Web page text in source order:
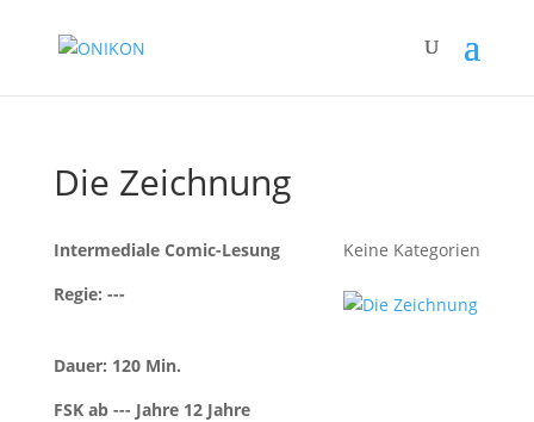
Die Zeichnung
Keine Kategorien
Intermediale Comic-Lesung
Regie: ---
Dauer: 120 Min.
FSK ab --- Jahre 12 Jahre